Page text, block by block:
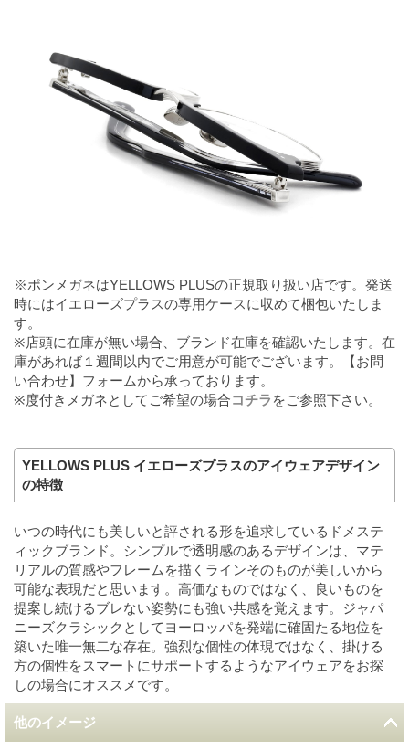
※ポンメガネはYELLOWS PLUSの正規取り扱い店です。発送
時にはイエローズプラスの専用ケースに収めて梱包いたしま
す。
※店頭に在庫が無い場合、ブランド在庫を確認いたします。在
庫があれば１週間以内でご用意が可能でございます。【お問
い合わせ】フォームから承っております。
※度付きメガネとしてご希望の場合コチラ をご参照下さい。
YELLOWS PLUS イエローズプラスのアイウェアデザイン
の特徴
いつの時代にも美しいと評される形を追求しているドメステ
ィックブランド。シンプルで透明感のあるデザインは、マテ
リアルの質感やフレームを描くラインそのものが美しいから
可能な表現だと思います。高価なものではなく、良いものを
提案し続けるブレない姿勢にも強い共感を覚えます。ジャパ
ニーズクラシックとしてヨーロッパを発端に確固たる地位を
築いた唯一無二な存在。強烈な個性の体現ではなく、掛ける
方の個性をスマートにサポートするようなアイウェアをお探
しの場合にオススメです。
他のイメージ